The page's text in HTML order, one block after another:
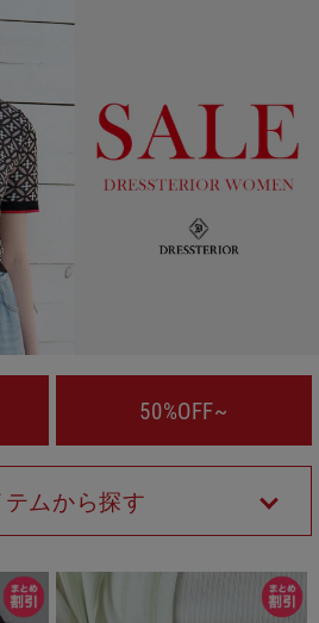
50%OFF~
テムから探す